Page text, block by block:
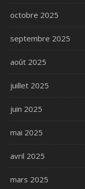
octobre 2025
septembre 2025
août 2025
juillet 2025
juin 2025
mai 2025
avril 2025
mars 2025